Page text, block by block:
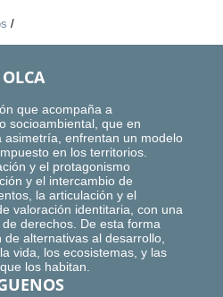
/
OLCA
que acompaña a
socioambiental, que en
asimetría, enfrentan un modelo
en los territorios.
y el protagonismo
y el intercambio de
la articulación y el
valoración identitaria, con una
derechos. De esta forma
de alternativas al desarrollo,
vida, los ecosistemas, y las
los habitan.